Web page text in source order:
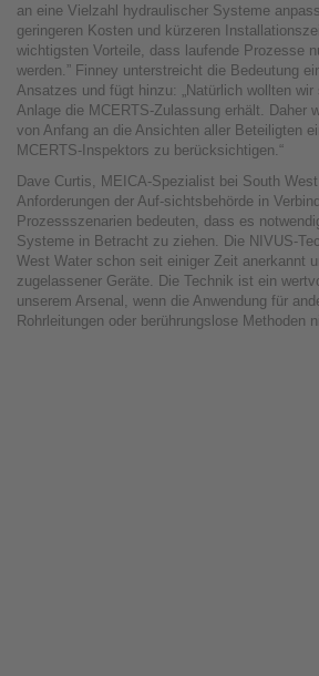
an eine Vielzahl hydraulischer Systeme
geringeren Kosten und kürzeren
wichtigsten Vorteile, dass laufende Prozesse
werden.” Finney unterstreicht die Bedeutung
Ansatzes und fügt hinzu: „Natürlich wollten
Anlage die MCERTS-Zulassung erhält. Daher
von Anfang an die Ansichten aller Beteiligten
MCERTS-Inspektors zu berücksichtigen.“
Dave Curtis, MEICA-Spezialist bei South
Anforderungen der Auf-sichtsbehörde in
Prozessszenarien bedeuten, dass es
Systeme in Betracht zu ziehen. Die NIVUS-
West Water schon seit einiger Zeit anerkannt
zugelassener Geräte. Die Technik ist ein
unserem Arsenal, wenn die Anwendung für
Rohrleitungen oder berührungslose Methoden